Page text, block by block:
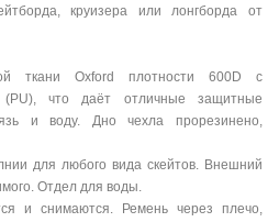
круизера или лонгборда от
ткани Oxford плотности 600D с
(PU), что даёт отличные защитные
и воду. Дно чехла прорезинено,
для любого вида скейтов. Внешний
Отдел для воды.
и снимаются. Ремень через плечо,